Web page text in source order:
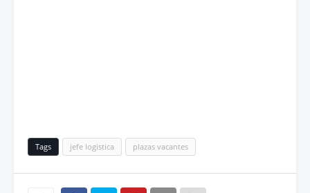
Tags jefe logistica plazas vacantes